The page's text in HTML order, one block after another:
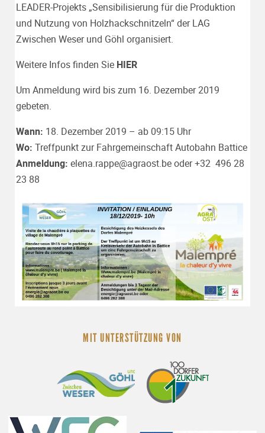
LEADER-Projekts „Sensibilisierung für die Produktion
und Nutzung von Holzhackschnitzeln“ der LAG
Zwischen Weser und Göhl organisiert.
Weitere Infos finden Sie HIER
Um Anmeldung wird bis zum 16. Dezember 2019
gebeten.
Wann: 18. Dezember 2019 – ab 09:15 Uhr
Wo: Treffpunkt zur Fahrgemeinschaft Autobahn Battice
Anmeldung: elena.rappe@agraost.be oder +32 496 28
23 88
MIT UNTERSTÜTZUNG VON